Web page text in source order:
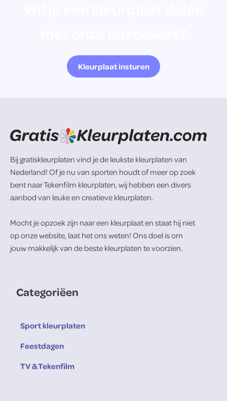
Kleurplaat insturen
Bij gratiskleurplaten vind je de leukste kleurplaten van
Nederland! Of je nu van sporten houdt of meer op zoek
bent naar Tekenfilm kleurplaten, wij hebben een divers
aanbod van leuke en creatieve kleurplaten.
Mocht je opzoek zijn naar een kleurplaat en staat hij niet
op onze website, laat het ons weten! Ons doel is om
jouw makkelijk van de beste kleurplaten te voorzien.
Categoriëen
Sport kleurplaten
Feestdagen
TV & Tekenfilm